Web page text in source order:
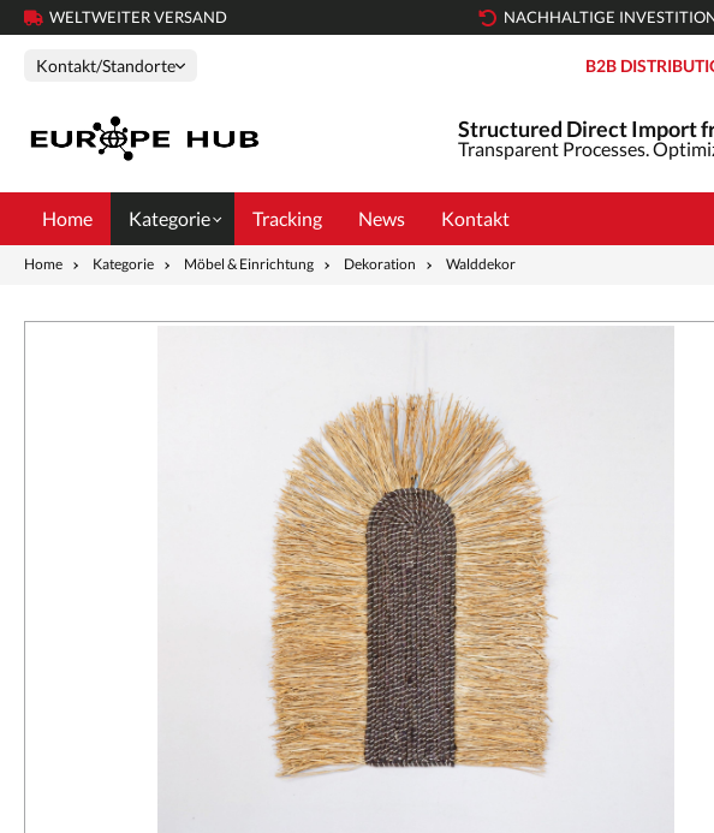
WELTWEITER VERSAND NACHHALTIGE
Kontakt/Standorte B2B
Structured Direct Import
Transparent Processes.
Home Kategorie Tracking News Kontakt
Home Kategorie Möbel & Einrichtung Dekoration Walddekor